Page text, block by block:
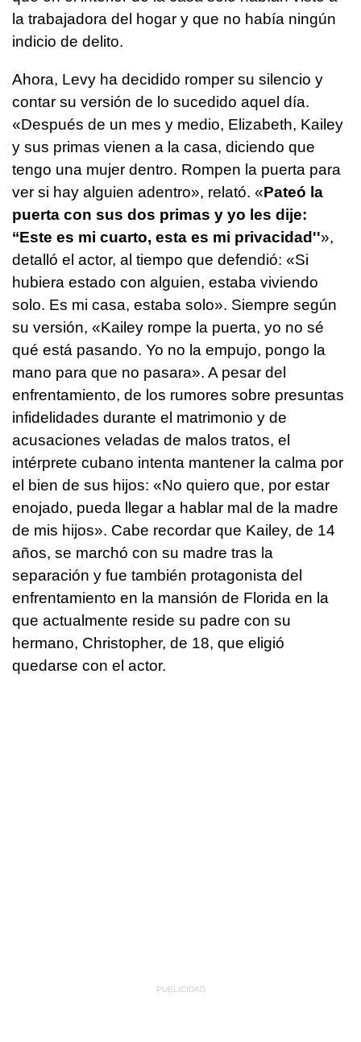
la trabajadora del hogar y que no había ningún
indicio de delito.
Ahora, Levy ha decidido romper su silencio y
contar su versión de lo sucedido aquel día.
«Después de un mes y medio, Elizabeth, Kailey
y sus primas vienen a la casa, diciendo que
tengo una mujer dentro. Rompen la puerta para
ver si hay alguien adentro», relató. «Pateó la
puerta con sus dos primas y yo les dije:
‘‘Este es mi cuarto, esta es mi privacidad''»,
detalló el actor, al tiempo que defendió: «Si
hubiera estado con alguien, estaba viviendo
solo. Es mi casa, estaba solo». Siempre según
su versión, «Kailey rompe la puerta, yo no sé
qué está pasando. Yo no la empujo, pongo la
mano para que no pasara». A pesar del
enfrentamiento, de los rumores sobre presuntas
infidelidades durante el matrimonio y de
acusaciones veladas de malos tratos, el
intérprete cubano intenta mantener la calma por
el bien de sus hijos: «No quiero que, por estar
enojado, pueda llegar a hablar mal de la madre
de mis hijos». Cabe recordar que Kailey, de 14
años, se marchó con su madre tras la
separación y fue también protagonista del
enfrentamiento en la mansión de Florida en la
que actualmente reside su padre con su
hermano, Christopher, de 18, que eligió
quedarse con el actor.